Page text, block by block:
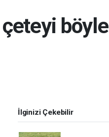
böyle
İlginizi Çekebilir